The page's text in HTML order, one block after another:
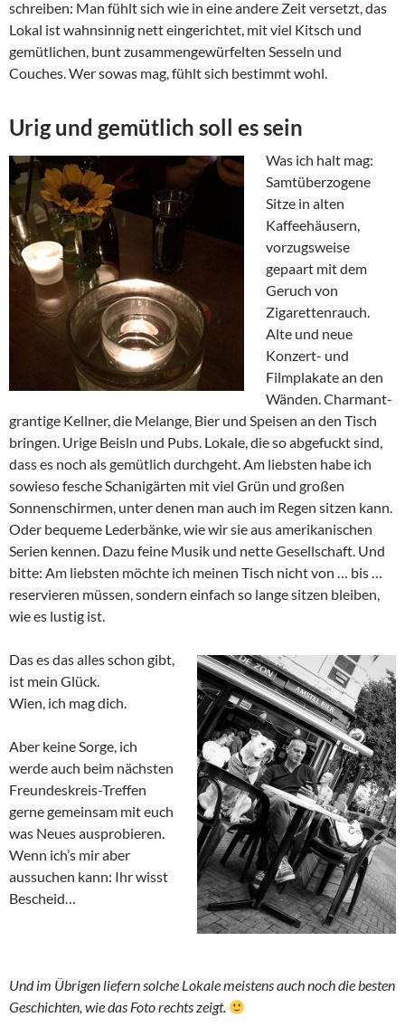
schreiben: Man fühlt sich wie in eine andere Zeit versetzt, das
Lokal ist wahnsinnig nett eingerichtet, mit viel Kitsch und
gemütlichen, bunt zusammengewürfelten Sesseln und
Couches. Wer sowas mag, fühlt sich bestimmt wohl.
Urig und gemütlich soll es sein
Was ich halt mag:
Samtüberzogene
Sitze in alten
Kaffeehäusern,
vorzugsweise
gepaart mit dem
Geruch von
Zigarettenrauch.
Alte und neue
Konzert- und
Filmplakate an den
Wänden. Charmant-
grantige Kellner, die Melange, Bier und Speisen an den Tisch
bringen. Urige Beisln und Pubs. Lokale, die so abgefuckt sind,
dass es noch als gemütlich durchgeht. Am liebsten habe ich
sowieso fesche Schanigärten mit viel Grün und großen
Sonnenschirmen, unter denen man auch im Regen sitzen kann.
Oder bequeme Lederbänke, wie wir sie aus amerikanischen
Serien kennen. Dazu feine Musik und nette Gesellschaft. Und
bitte: Am liebsten möchte ich meinen Tisch nicht von … bis …
reservieren müssen, sondern einfach so lange sitzen bleiben,
wie es lustig ist.
Das es das alles schon gibt,
ist mein Glück.
Wien, ich mag dich.
Aber keine Sorge, ich
werde auch beim nächsten
Freundeskreis-Treffen
gerne gemeinsam mit euch
was Neues ausprobieren.
Wenn ich’s mir aber
aussuchen kann: Ihr wisst
Bescheid…
Und im Übrigen liefern solche Lokale meistens auch noch die besten
Geschichten, wie das Foto rechts zeigt.